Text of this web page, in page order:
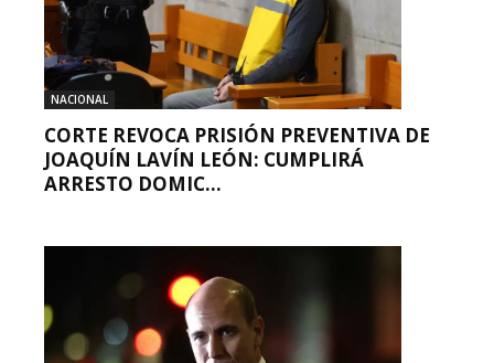
NACIONAL
CORTE REVOCA PRISIÓN PREVENTIVA DE
JOAQUÍN LAVÍN LEÓN: CUMPLIRÁ
ARRESTO DOMIC...